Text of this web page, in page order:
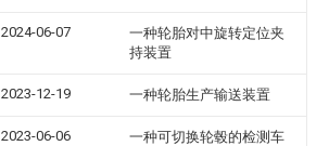
2024-06-07
一种轮胎对中旋转定位夹
持装置
2023-12-19 一种轮胎生产输送装置
2023-06-06
一种可切换轮毂的检测车